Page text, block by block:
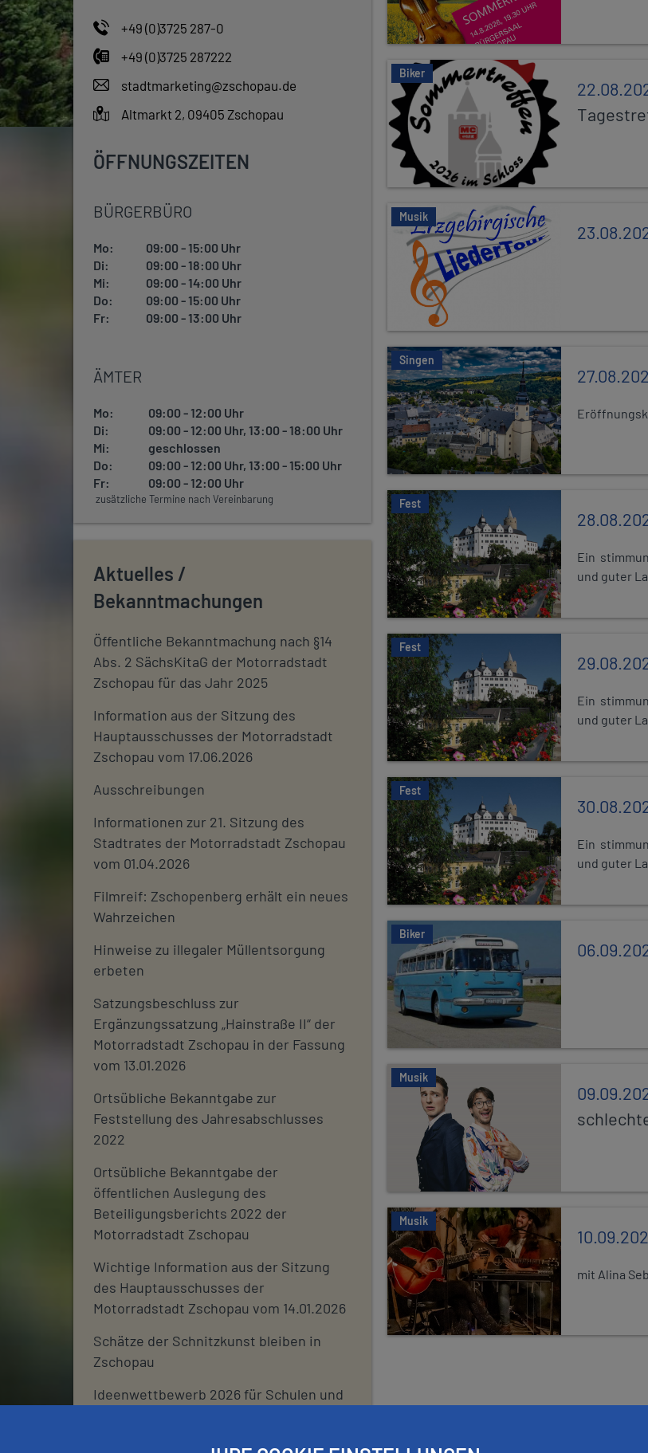
+49 (0)3725 287-0
+49 (0)3725 287222
stadtmarketing@zschopau.de
Altmarkt 2, 09405 Zschopau
ÖFFNUNGSZEITEN
BÜRGERBÜRO
Mo:
09:00 - 15:00 Uhr
Di:
09:00 - 18:00 Uhr
Mi:
09:00 - 14:00 Uhr
Do:
09:00 - 15:00 Uhr
Fr:
09:00 - 13:00 Uhr
ÄMTER
Mo:
09:00 - 12:00 Uhr
Di:
09:00 - 12:00 Uhr, 13:00 - 18:00 Uhr
Mi:
geschlossen
Do:
09:00 - 12:00 Uhr, 13:00 - 15:00 Uhr
Fr:
09:00 - 12:00 Uhr
zusätzliche Termine nach Vereinbarung
Aktuelles /
Bekanntmachungen
Öffentliche Bekanntmachung nach §14
Abs. 2 SächsKitaG der Motorradstadt
Zschopau für das Jahr 2025
Information aus der Sitzung des
Hauptausschusses der Motorradstadt
Zschopau vom 17.06.2026
Ausschreibungen
Informationen zur 21. Sitzung des
Stadtrates der Motorradstadt Zschopau
vom 01.04.2026
Filmreif: Zschopenberg erhält ein neues
Wahrzeichen
Hinweise zu illegaler Müllentsorgung
erbeten
Satzungsbeschluss zur
Ergänzungssatzung „Hainstraße II“ der
Motorradstadt Zschopau in der Fassung
vom 13.01.2026
Ortsübliche Bekanntgabe zur
Feststellung des Jahresabschlusses
2022
Ortsübliche Bekanntgabe der
öffentlichen Auslegung des
Beteiligungsberichts 2022 der
Motorradstadt Zschopau
Wichtige Information aus der Sitzung
des Hauptausschusses der
Motorradstadt Zschopau vom 14.01.2026
Schätze der Schnitzkunst bleiben in
Zschopau
Ideenwettbewerb 2026 für Schulen und
Stadtjournal 2026: Wir suchen euch
Biker
Musik
Singen
Fest
Ein
und guter
Fest
Ein
und guter
Fest
Ein
und guter
Biker
Musik
Musik
mit Alina
S
I